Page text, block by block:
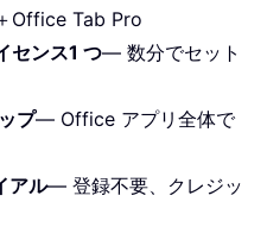
Office Tab Pro
センス1 つ— 数分でセット
プ— Office アプリ全体で
アル— 登録不要、クレジッ